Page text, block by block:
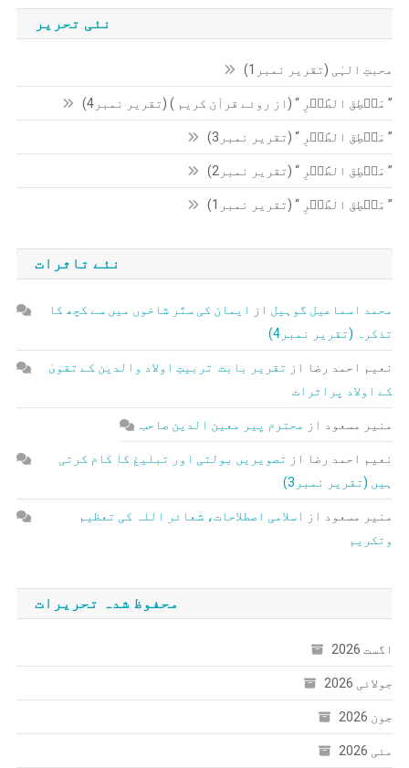
نئی تحریر
محبتِ الہٰی (تقریر نمبر1)
” مَنۡطِقَ الطَّیۡرِ “ (از روئے قرآن کریم ) (تقریر نمبر4)
” مَنۡطِقَ الطَّیۡرِ “ (تقریر نمبر3)
” مَنۡطِقَ الطَّیۡرِ “ (تقریر نمبر2)
” مَنۡطِقَ الطَّیۡرِ “ (تقریر نمبر1)
نئے تاثرات
محمد اسماعیل گوہیل از
ایمان کی ستّر شاخوں میں سے کچھ کا
تذکرہ (تقریر نمبر4)
نعیم احمد رضا از تقریر بابت تربیتِ اولاد والدین کے تقویٰ
کے اولاد پراثرات
منیر مسعود از محترم پیر معین الدین صاحب
نعیم احمد رضا از تصویریں بولتی اور تبلیغ کا کام کرتی
ہیں (تقریر نمبر3)
منیر مسعود از
اسلامی اصطلاحات، شعائر اللہ کی تعظیم
وتکریم
محفوظ شدہ تحریرات
اگست 2026
جولائی 2026
جون 2026
مئی 2026